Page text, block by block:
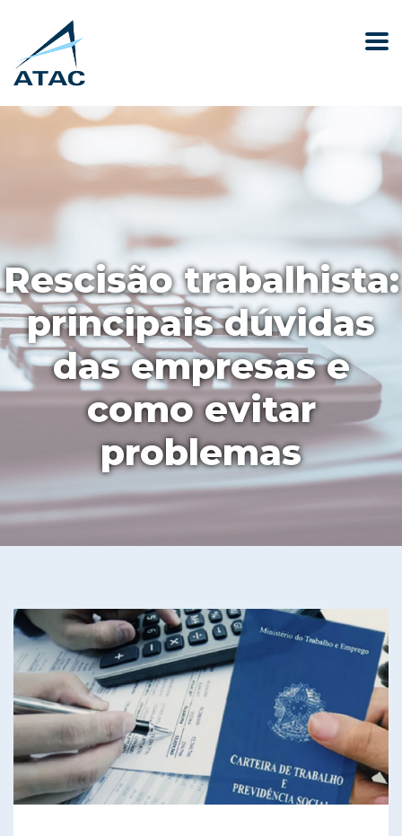
Rescisão trabalhista:
principais dúvidas
das empresas e
como evitar
problemas